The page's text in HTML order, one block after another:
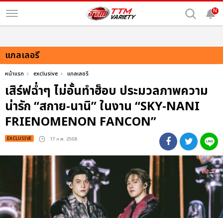
N
แกลเลอรี
หน้าแรก exclusive แกลเลอรี
เสิร์ฟฉ่ำๆ ไม่อั้นทำฮ็อบ ประมวลภาพความ
น่ารัก “สกาย-นานิ” ในงาน “SKY-NANI
FRIENOMENON FANCON”
EXCLUSIVE : 17 ก.พ. 2568